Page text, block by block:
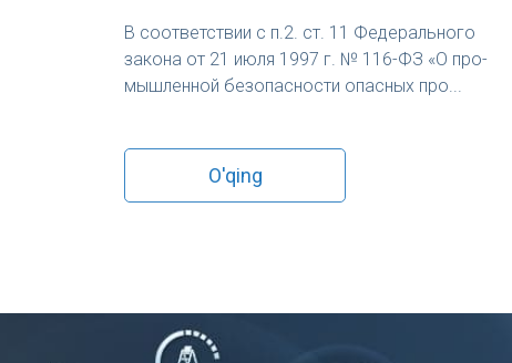
В со­от­ветс­твии с п.2. ст. 11 Фе­дераль­но­го
за­кона от 21 и­юля 1997 г. № 116-ФЗ «О про­
мыш­ленной бе­зопас­ности опас­ных про...
O'qing